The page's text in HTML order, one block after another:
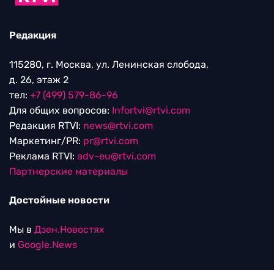
Редакция
115280, г. Москва, ул. Ленинская слобода,
д. 26, этаж 2
тел: +7 (499) 579-86-96
Для общих вопросов: Infortvi@rtvi.com
Редакция RTVI: news@rtvi.com
Маркетинг/PR: pr@rtvi.com
Реклама RTVI: adv-eu@rtvi.com
Партнерские материалы
Достойные новости
Мы в Дзен.Новостях
и Google.News